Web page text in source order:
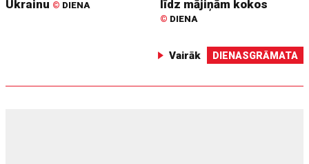
Ukrainu © DIENA
līdz mājiņām kokos
© DIENA
Vairāk DIENASGRĀMATA